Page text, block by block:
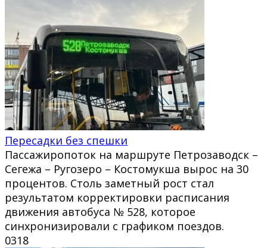
Пересадки без спешки
Пассажиропоток на маршруте Петрозаводск –
Сегежа – Ругозеро – Костомукша вырос на 30
процентов. Столь заметный рост стал
результатом корректировки расписания
движения автобуса № 528, которое
синхронизировали с графиком поездов.
0318